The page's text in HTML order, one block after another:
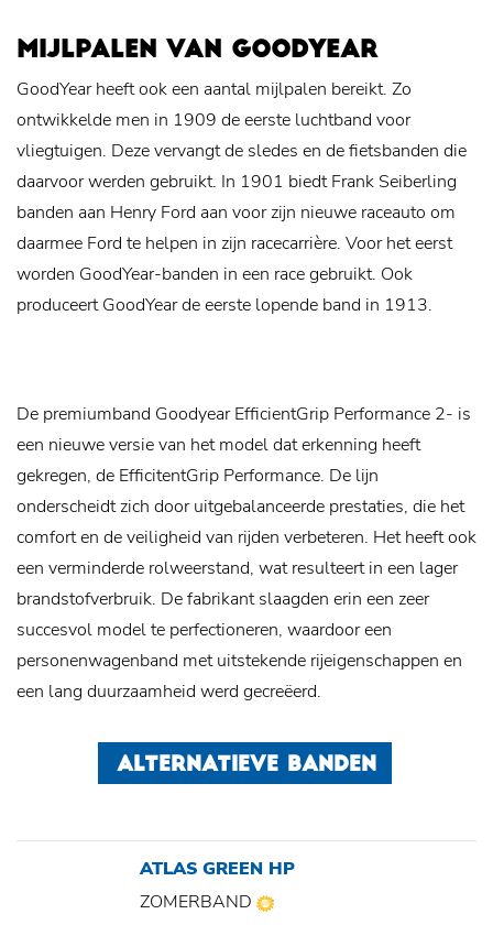
MIJLPALEN VAN GOODYEAR
GoodYear heeft ook een aantal mijlpalen bereikt. Zo
ontwikkelde men in 1909 de eerste luchtband voor
vliegtuigen. Deze vervangt de sledes en de fietsbanden die
daarvoor werden gebruikt. In 1901 biedt Frank Seiberling
banden aan Henry Ford aan voor zijn nieuwe raceauto om
daarmee Ford te helpen in zijn racecarrière. Voor het eerst
worden GoodYear-banden in een race gebruikt. Ook
produceert GoodYear de eerste lopende band in 1913.
De premiumband Goodyear EfficientGrip Performance 2- is
een nieuwe versie van het model dat erkenning heeft
gekregen, de EfficitentGrip Performance. De lijn
onderscheidt zich door uitgebalanceerde prestaties, die het
comfort en de veiligheid van rijden verbeteren. Het heeft ook
een verminderde rolweerstand, wat resulteert in een lager
brandstofverbruik. De fabrikant slaagden erin een zeer
succesvol model te perfectioneren, waardoor een
personenwagenband met uitstekende rijeigenschappen en
een lang duurzaamheid werd gecreëerd.
ALTERNATIEVE BANDEN
ATLAS GREEN HP
ZOMERBAND